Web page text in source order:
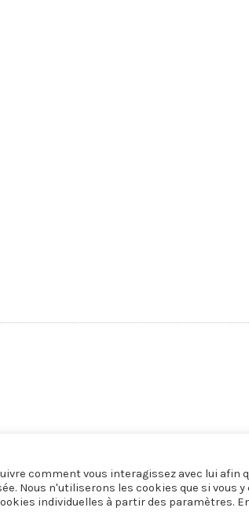
comment vous interagissez avec lui afin
Nous n'utiliserons les cookies que si vous y
individuelles à partir des paramètres.